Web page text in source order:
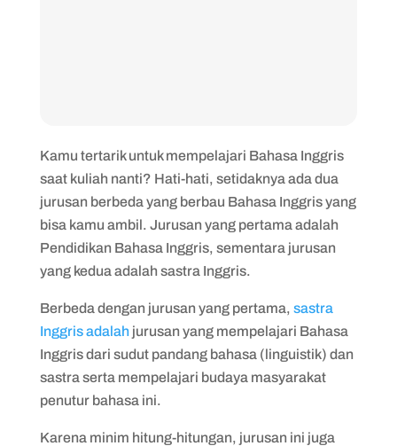
Kamu tertarik untuk mempelajari Bahasa Inggris
saat kuliah nanti? Hati-hati, setidaknya ada dua
jurusan berbeda yang berbau Bahasa Inggris yang
bisa kamu ambil. Jurusan yang pertama adalah
Pendidikan Bahasa Inggris, sementara jurusan
yang kedua adalah sastra Inggris.
Berbeda dengan jurusan yang pertama, sastra
Inggris adalahjurusan yang mempelajari Bahasa
Inggris dari sudut pandang bahasa (linguistik) dan
sastra serta mempelajari budaya masyarakat
penutur bahasa ini.
Karena minim hitung-hitungan, jurusan ini juga